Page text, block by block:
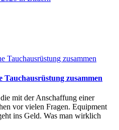
Tauchausrüstung zusammen
mit der Anschaffung einer
vor vielen Fragen. Equipment
ins Geld. Was man wirklich